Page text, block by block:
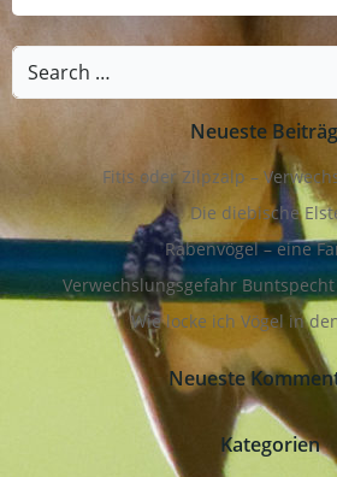
Search
for:
Neueste
Fitis oder Zilpzalp –
Die diebische
Rabenvögel – eine
Verwechslungsgefahr
Wie locke ich Vögel in
Neueste
Kategorien